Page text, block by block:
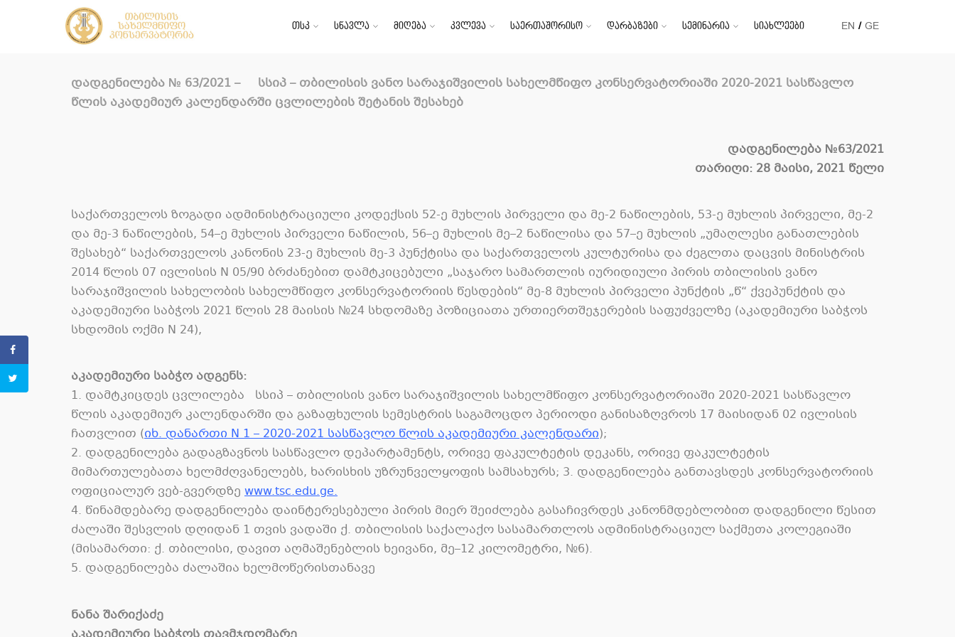
თსკ სწავლა მიღება კვლევა საერთაშორისო დარბაზები სემინარია სიახლეები EN GE
დადგენილება № 63/2021 – სსიპ – თბილისის ვანო სარაჯიშვილის სახელმწიფო კონსერვატორიაში 2020-2021 სასწავლო
წლის აკადემიურ კალენდარში ცვლილების შეტანის შესახებ
დადგენილება №63/2021
თარიღი: 28 მაისი, 2021 წელი
საქართველოს ზოგადი ადმინისტრაციული კოდექსის 52-ე მუხლის პირველი და მე-2 ნაწილების, 53-ე მუხლის პირველი, მე-2
და მე-3 ნაწილების, 54–ე მუხლის პირველი ნაწილის, 56–ე მუხლის მე–2 ნაწილისა და 57–ე მუხლის „უმაღლესი განათლების
შესახებ“ საქართველოს კანონის 23-ე მუხლის მე-3 პუნქტისა და საქართველოს კულტურისა და ძეგლთა დაცვის მინისტრის
2014 წლის 07 ივლისის N 05/90 ბრძანებით დამტკიცებული „საჯარო სამართლის იურიდიული პირის თბილისის ვანო
სარაჯიშვილის სახელობის სახელმწიფო კონსერვატორიის წესდების“ მე-8 მუხლის პირველი პუნქტის „წ“ ქვეპუნქტის და
აკადემიური საბჭოს 2021 წლის 28 მაისის №24 სხდომაზე პოზიციათა ურთიერთშეჯერების საფუძველზე (აკადემიური საბჭოს
სხდომის ოქმი N 24),
აკადემიური საბჭო ადგენს:
1. დამტკიცდეს ცვლილება სსიპ – თბილისის ვანო სარაჯიშვილის სახელმწიფო კონსერვატორიაში 2020-2021 სასწავლო
წლის აკადემიურ კალენდარში და გაზაფხულის სემესტრის საგამოცდო პერიოდი განისაზღვროს 17 მაისიდან 02 ივლისის
ჩათვლით (იხ. დანართი N 1 – 2020-2021 სასწავლო წლის აკადემიური კალენდარი);
2. დადგენილება გადაგზავნოს სასწავლო დეპარტამენტს, ორივე ფაკულტეტის დეკანს, ორივე ფაკულტეტის
მიმართულებათა ხელმძღვანელებს, ხარისხის უზრუნველყოფის სამსახურს; 3. დადგენილება განთავსდეს კონსერვატორიის
ოფიციალურ ვებ-გვერდზე www.tsc.edu.ge.
4. წინამდებარე დადგენილება დაინტერესებული პირის მიერ შეიძლება გასაჩივრდეს კანონმდებლობით დადგენილი წესით
ძალაში შესვლის დღიდან 1 თვის ვადაში ქ. თბილისის საქალაქო სასამართლოს ადმინისტრაციულ საქმეთა კოლეგიაში
(მისამართი: ქ. თბილისი, დავით აღმაშენებლის ხეივანი, მე–12 კილომეტრი, №6).
5. დადგენილება ძალაშია ხელმოწერისთანავე
ნანა შარიქაძე